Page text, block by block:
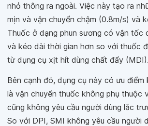
nhỏ thông ra ngoài. Việc này tạo ra
mịn và vận chuyển chậm (0.8m/s) và
Thuốc ở dạng phun sương có vận tốc
và kéo dài thời gian hơn so với thuốc
từ dụng cụ xịt hít dùng chất đẩy (MDI).
Bên cạnh đó, dụng cụ này có ưu điểm
là vận chuyển thuốc không phụ thuộc
cũng không yêu cầu người dùng lắc
So với DPI, SMI không yêu cầu người